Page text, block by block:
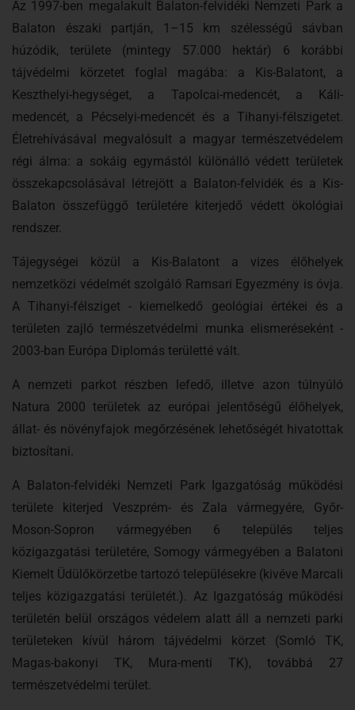
Az 1997-ben megalakult Balaton-felvidéki Nemzeti Park a
Balaton északi partján, 1–15 km szélességű sávban
húzódik, területe (mintegy 57.000 hektár) 6 korábbi
tájvédelmi körzetet foglal magába: a Kis-Balatont, a
Keszthelyi-hegységet, a Tapolcai-medencét, a Káli-
medencét, a Pécselyi-medencét és a Tihanyi-félszigetet.
Életrehívásával megvalósult a magyar természetvédelem
régi álma: a sokáig egymástól különálló védett területek
összekapcsolásával létrejött a Balaton-felvidék és a Kis-
Balaton összefüggő területére kiterjedő védett ökológiai
rendszer.
Tájegységei közül a Kis-Balatont a vizes élőhelyek
nemzetközi védelmét szolgáló Ramsari Egyezmény is óvja.
A Tihanyi-félsziget - kiemelkedő geológiai értékei és a
területen zajló természetvédelmi munka elismeréseként -
2003-ban Európa Diplomás területté vált.
A nemzeti parkot részben lefedő, illetve azon túlnyúló
Natura 2000 területek az európai jelentőségű élőhelyek,
állat- és növényfajok megőrzésének lehetőségét hivatottak
biztosítani.
A Balaton-felvidéki Nemzeti Park Igazgatóság működési
területe kiterjed Veszprém- és Zala vármegyére, Győr-
Moson-Sopron vármegyében 6 település teljes
közigazgatási területére, Somogy vármegyében a Balatoni
Kiemelt Üdülőkörzetbe tartozó településekre (kivéve Marcali
teljes közigazgatási területét.). Az Igazgatóság működési
területén belül országos védelem alatt áll a nemzeti parki
területeken kívül három tájvédelmi körzet (Somló TK,
Magas-bakonyi TK, Mura-menti TK), továbbá 27
természetvédelmi terület.